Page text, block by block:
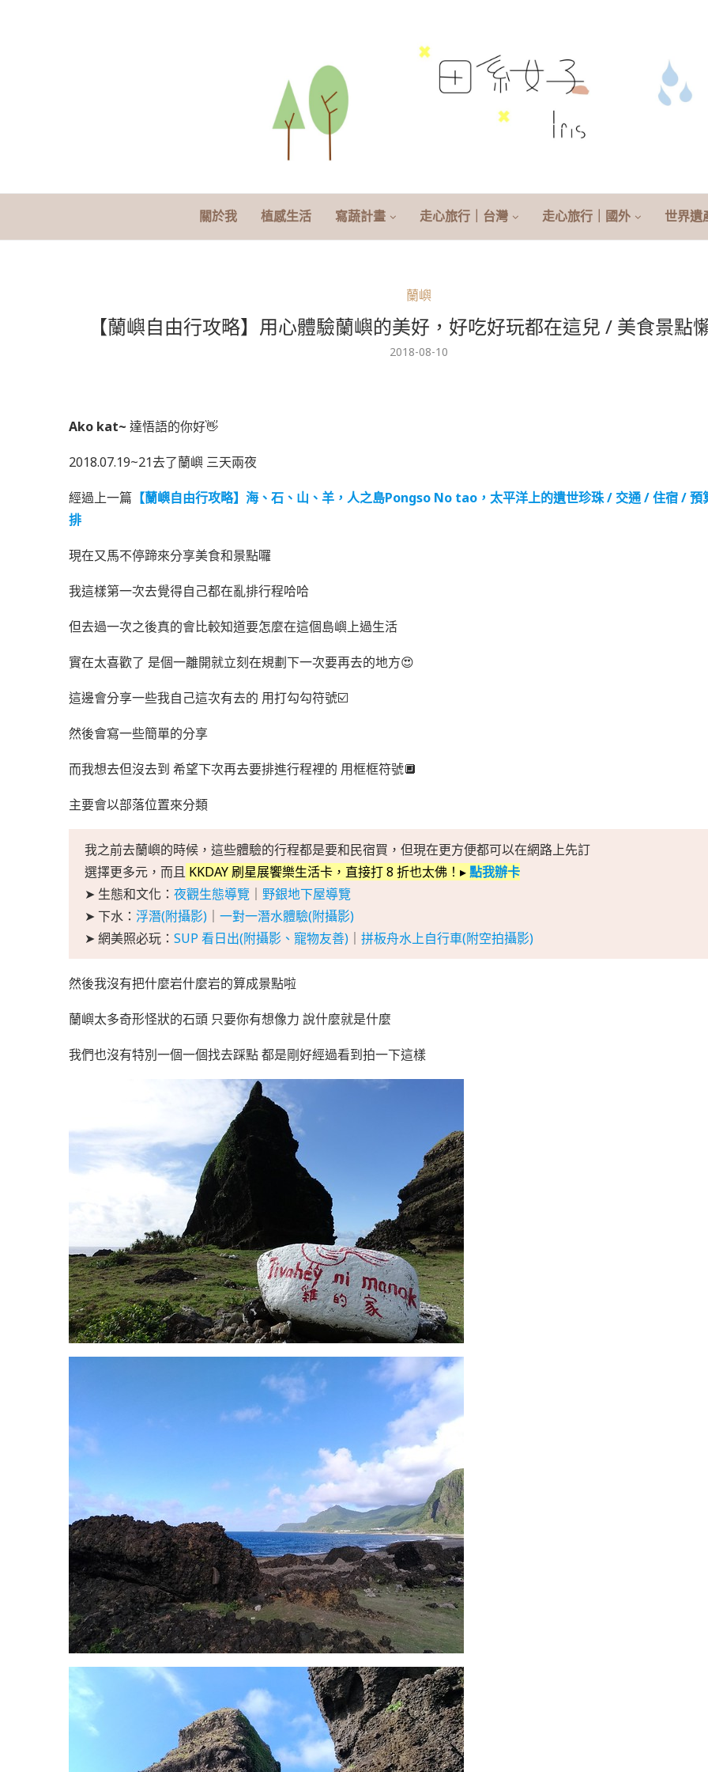
關於我 植感生活 寫蔬計畫 走心旅行｜台灣 走心旅行｜國外 世界遺
蘭嶼
【蘭嶼自由行攻略】用心體驗蘭嶼的美好，好吃好玩都在這兒 / 美食景點
2018-08-10
Ako kat~ 達悟語的你好👋
2018.07.19~21去了蘭嶼 三天兩夜
經過上一篇 【蘭嶼自由行攻略】海、石、山、羊，人之島Pongso No tao，太平洋上的遺世珍珠 / 交通 / 住宿 / 預
排
現在又馬不停蹄來分享美食和景點囉
我這樣第一次去覺得自己都在亂排行程哈哈
但去過一次之後真的會比較知道要怎麼在這個島嶼上過生活
實在太喜歡了 是個一離開就立刻在規劃下一次要再去的地方😍
這邊會分享一些我自己這次有去的 用打勾勾符號☑️
然後會寫一些簡單的分享
而我想去但沒去到 希望下次再去要排進行程裡的 用框框符號🔲
主要會以部落位置來分類
我之前去蘭嶼的時候，這些體驗的行程都是要和民宿買，但現在更方便都可以在網路上先訂
選擇更多元，而且 KKDAY 刷星展饗樂生活卡，直接打 8 折也太佛！▸點我辦卡
➤ 生態和文化： 夜觀生態導覽
野銀地下屋導覽
➤ 下水： 浮潛(附攝影)
一對一潛水體驗(附攝影)
➤ 網美照必玩： SUP 看日出(附攝影、寵物友善) 拼板舟水上自行車(附空拍攝影)
然後我沒有把什麼岩什麼岩的算成景點啦
蘭嶼太多奇形怪狀的石頭 只要你有想像力 說什麼就是什麼
我們也沒有特別一個一個找去踩點 都是剛好經過看到拍一下這樣